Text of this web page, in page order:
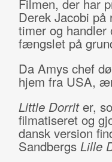
Filmen, der har
Derek Jacobi
timer og
fængslet på
Da Amys chef
hjem fra USA,
Little Dorriter,
filmatiseret og
dansk version
Sandbergs Lille